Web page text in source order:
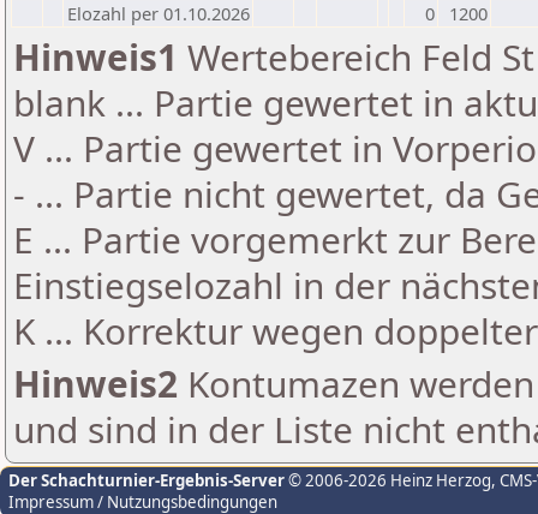
Elozahl per 01.10.2026
0 1200
Hinweis1 Wertebereich Feld
blank ... Partie gewertet in
V ... Partie gewertet in
- ... Partie nicht gewertet, da
E ... Partie vorgemerkt zur
Einstiegselozahl in der
K ... Korrektur wegen
Hinweis2 Kontumazen
und sind in der Liste nicht
Der Schachturnier-Ergebnis-Server© 2006-2026 Heinz Herzog,
Impressum / Nutzungsbedingungen